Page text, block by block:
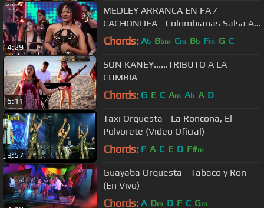
4:29
MEDLEY ARRANCA EN FA /
CACHONDEA - Colombianas Salsa All
Star
Chords: Ab Bbm Cm Bb Fm G C
5:11
SON KANEY......TRIBUTO A LA
CUMBIA
Chords: G E C Am Ab A D
3:57
Taxi Orquesta - La Roncona, El
Polvorete (Video Oficial)
Chords: F A C E D F#m
Guayaba Orquesta - Tabaco y Ron
(En Vivo)
Chords: A Dm D F C Gm